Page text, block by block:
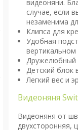
видеоняни.
случае, если
незаменима
Клипса для
Удобная
Дружелюбный
Детский блок
Легкий вес и
Видеоняня
Видеоняня от
двухсторонняя,